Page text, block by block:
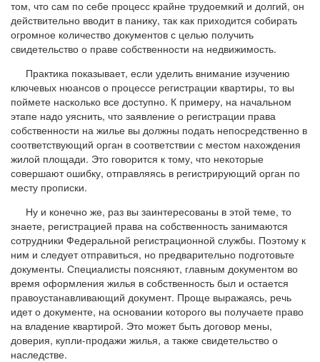
том, что сам по себе процесс крайне трудоемкий и долгий, он
действительно вводит в панику, так как приходится собирать
огромное количество документов с целью получить
свидетельство о праве собственности на недвижимость.
Практика показывает, если уделить внимание изучению
ключевых нюансов о процессе регистрации квартиры, то вы
поймете насколько все доступно. К примеру, на начальном
этапе надо уяснить, что заявление о регистрации права
собственности на жилье вы должны подать непосредственно в
соответствующий орган в соответствии с местом нахождения
жилой площади. Это говорится к тому, что некоторые
совершают ошибку, отправляясь в регистрирующий орган по
месту прописки.
Ну и конечно же, раз вы заинтересованы в этой теме, то
знаете, регистрацией права на собственность занимаются
сотрудники Федеральной регистрационной службы. Поэтому к
ним и следует отправиться, но предварительно подготовьте
документы. Специалисты поясняют, главным документом во
время оформления жилья в собственность был и остается
правоустанавливающий документ. Проще выражаясь, речь
идет о документе, на основании которого вы получаете право
на владение квартирой. Это может быть договор мены,
доверия, купли-продажи жилья, а также свидетельство о
наследстве.